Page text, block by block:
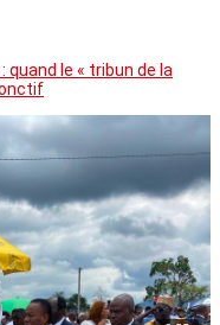
quand le « tribun de la